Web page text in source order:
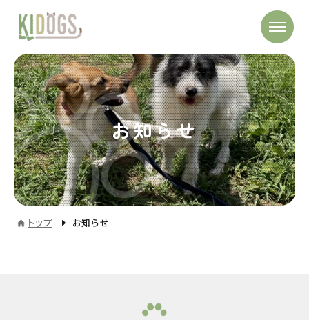
お知らせ
トップ お知らせ